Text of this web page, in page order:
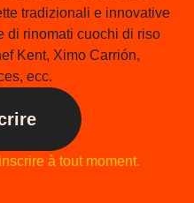
tradizionali e innovative
di rinomati cuochi di riso
Kent, Ximo Carrión,
ecc.
à tout moment.